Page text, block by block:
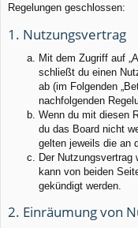
Regelungen geschlossen:
1. Nutzungsvertrag
Mit dem Zugriff auf
schließt du einen
ab (im Folgenden
nachfolgenden
Wenn du mit diesen
du das Board nicht
gelten jeweils die an
Der
kann von beiden
gekündigt werden.
2. Einräumung von